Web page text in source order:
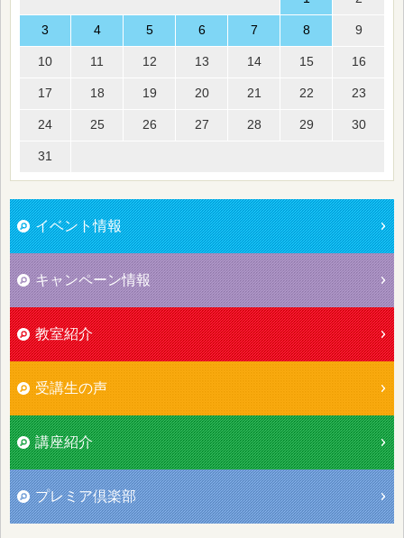
3 4 5 6 7 8 9
10 11 12 13 14 15 16
17 18 19 20 21 22 23
24 25 26 27 28 29 30
31
イベント情報
キャンペーン情報
教室紹介
受講生の声
講座紹介
プレミア倶楽部